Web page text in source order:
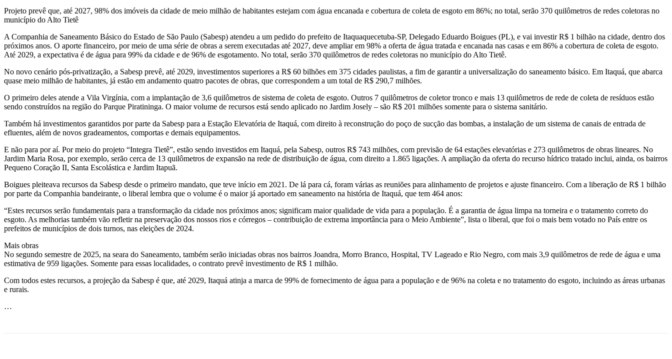
Projeto prevê que, até 2027, 98% dos imóveis da cidade de meio milhão de habitantes estejam com água encanada e cobertura de coleta de esgoto em 86%; no total, serão 370 quilômetros de redes coletoras no
município do Alto Tietê
A Companhia de Saneamento Básico do Estado de São Paulo (Sabesp) atendeu a um pedido do prefeito de Itaquaquecetuba-SP, Delegado Eduardo Boigues (PL), e vai investir R$ 1 bilhão na cidade, dentro dos
próximos anos. O aporte financeiro, por meio de uma série de obras a serem executadas até 2027, deve ampliar em 98% a oferta de água tratada e encanada nas casas e em 86% a cobertura de coleta de esgoto.
Até 2029, a expectativa é de água para 99% da cidade e de 96% de esgotamento. No total, serão 370 quilômetros de redes coletoras no município do Alto Tietê.
No novo cenário pós-privatização, a Sabesp prevê, até 2029, investimentos superiores a R$ 60 bilhões em 375 cidades paulistas, a fim de garantir a universalização do saneamento básico. Em Itaquá, que abarca
quase meio milhão de habitantes, já estão em andamento quatro pacotes de obras, que correspondem a um total de R$ 290,7 milhões.
O primeiro deles atende a Vila Virgínia, com a implantação de 3,6 quilômetros de sistema de coleta de esgoto. Outros 7 quilômetros de coletor tronco e mais 13 quilômetros de rede de coleta de resíduos estão
sendo construídos na região do Parque Piratininga. O maior volume de recursos está sendo aplicado no Jardim Josely – são R$ 201 milhões somente para o sistema sanitário.
Também há investimentos garantidos por parte da Sabesp para a Estação Elevatória de Itaquá, com direito à reconstrução do poço de sucção das bombas, a instalação de um sistema de canais de entrada de
efluentes, além de novos gradeamentos, comportas e demais equipamentos.
E não para por aí. Por meio do projeto “Integra Tietê”, estão sendo investidos em Itaquá, pela Sabesp, outros R$ 743 milhões, com previsão de 64 estações elevatórias e 273 quilômetros de obras lineares. No
Jardim Maria Rosa, por exemplo, serão cerca de 13 quilômetros de expansão na rede de distribuição de água, com direito a 1.865 ligações. A ampliação da oferta do recurso hídrico tratado inclui, ainda, os bairros
Pequeno Coração II, Santa Escolástica e Jardim Itapuã.
Boigues pleiteava recursos da Sabesp desde o primeiro mandato, que teve início em 2021. De lá para cá, foram várias as reuniões para alinhamento de projetos e ajuste financeiro. Com a liberação de R$ 1 bilhão
por parte da Companhia bandeirante, o liberal lembra que o volume é o maior já aportado em saneamento na história de Itaquá, que tem 464 anos:
“Estes recursos serão fundamentais para a transformação da cidade nos próximos anos; significam maior qualidade de vida para a população. É a garantia de água limpa na torneira e o tratamento correto do
esgoto. As melhorias também vão refletir na preservação dos nossos rios e córregos – contribuição de extrema importância para o Meio Ambiente”, lista o liberal, que foi o mais bem votado no País entre os
prefeitos de municípios de dois turnos, nas eleições de 2024.
Mais obras
No segundo semestre de 2025, na seara do Saneamento, também serão iniciadas obras nos bairros Joandra, Morro Branco, Hospital, TV Lageado e Rio Negro, com mais 3,9 quilômetros de rede de água e uma
estimativa de 959 ligações. Somente para essas localidades, o contrato prevê investimento de R$ 1 milhão.
Com todos estes recursos, a projeção da Sabesp é que, até 2029, Itaquá atinja a marca de 99% de fornecimento de água para a população e de 96% na coleta e no tratamento do esgoto, incluindo as áreas urbanas
e rurais.
…